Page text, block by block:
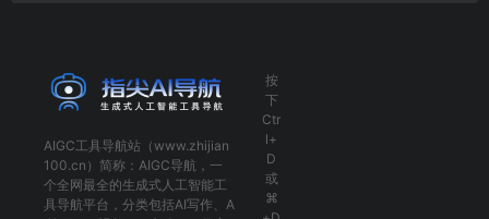
AIGC工具导航站（www.zhijian
100.cn）简称： AIGC导航 ，一
个全网最全的生成式人工智能工
具导航平台，分类包括AI写作 、 A
按
下
Ctr
l+
D
或
⌘